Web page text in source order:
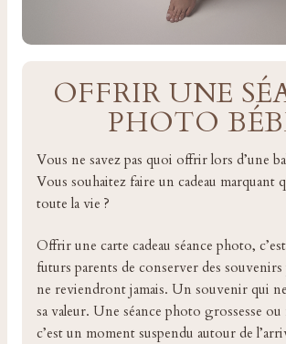
OFFRIR UNE
PHOTO
Vous ne savez pas quoi offrir lors d’une
Vous souhaitez faire un cadeau marquant
toute la vie ?
Offrir une carte cadeau séance photo,
futurs parents de conserver des
ne reviendront jamais. Un souvenir qui
sa valeur. Une séance photo grossesse ou
c’est un moment suspendu autour de